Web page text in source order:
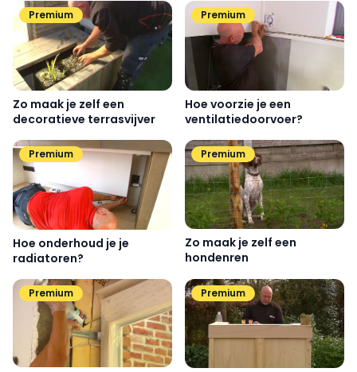
Premium
Zo maak je zelf een
decoratieve terrasvijver
Premium
Hoe voorzie je een
ventilatiedoorvoer?
Premium
Hoe onderhoud je je
radiatoren?
Premium
Zo maak je zelf een
hondenren
Premium Premium